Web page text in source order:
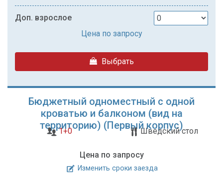
Доп. взрослое
Цена по запросу
Выбрать
Бюджетный одноместный с одной
кроватью и балконом (вид на
территорию) (Первый корпус)
1+0 Шведский стол
Цена по запросу
Изменить сроки заезда